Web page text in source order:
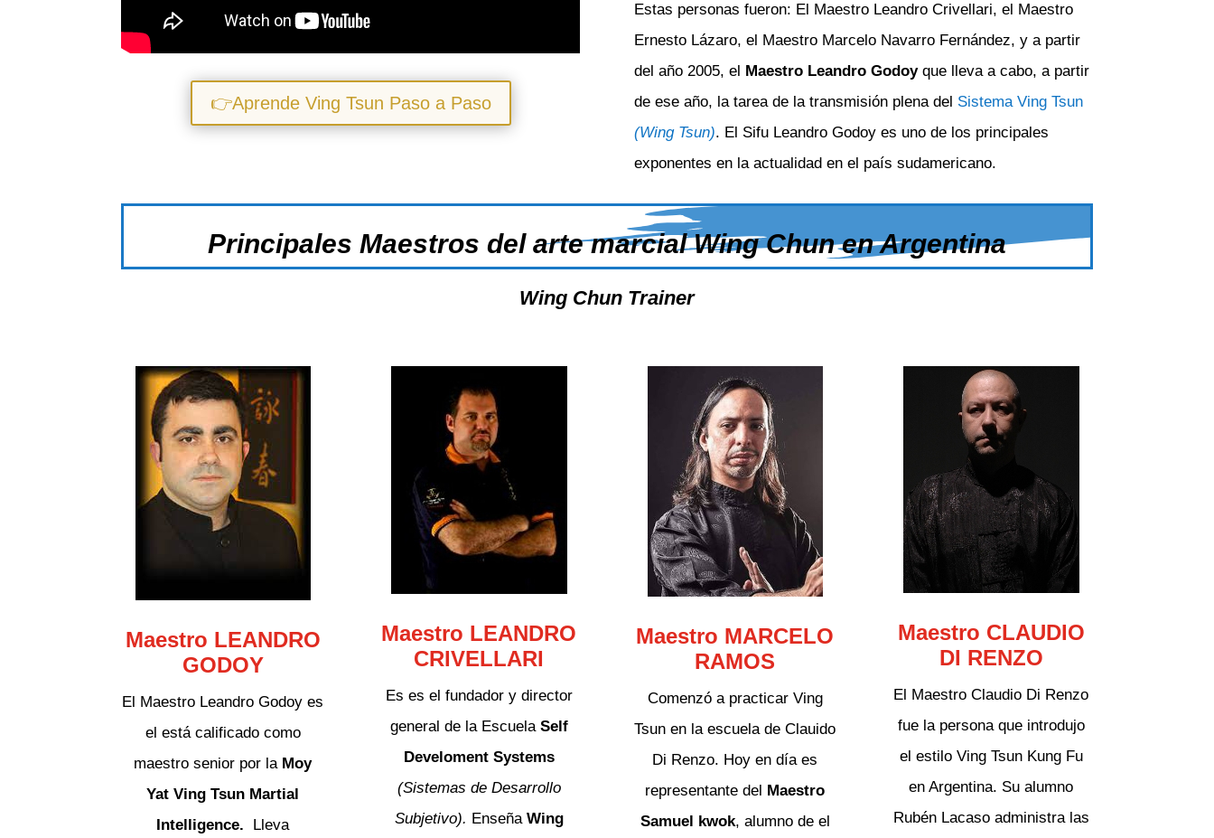
👉Aprende Ving Tsun Paso a Paso
Estas personas fueron: El Maestro Leandro Crivellari, el Maestro
Ernesto Lázaro, el Maestro Marcelo Navarro Fernández, y a partir
del año 2005, el
Maestro Leandro Godoyque lleva a cabo, a partir
de ese año, la tarea de la transmisión plena del Sistema Ving Tsun
(Wing Tsun). El Sifu Leandro Godoy es uno de los principales
exponentes en la actualidad en el país sudamericano.
Principales Maestros del arte marcial Wing Chun en Argentina
Wing Chun Trainer
Maestro LEANDRO
GODOY
El Maestro Leandro Godoy es
el está calificado como
maestro senior por la Moy
Yat Ving Tsun Martial
Intelligence.
Lleva
Maestro LEANDRO
CRIVELLARI
Es es el fundador y director
general de la Escuela Self
Develoment Systems
(Sistemas de Desarrollo
Subjetivo). Enseña Wing
Maestro MARCELO
RAMOS
Comenzó a practicar Ving
Tsun en la escuela de Clauido
Di Renzo. Hoy en día es
representante del Maestro
Samuel kwok, alumno de el
Maestro CLAUDIO
DI RENZO
El Maestro Claudio Di Renzo
fue la persona que introdujo
el estilo Ving Tsun Kung Fu
en Argentina. Su alumno
Rubén Lacaso administra las